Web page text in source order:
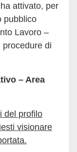
attivato, per
pubblico
Lavoro –
procedure di
– Area
del profilo
visionare